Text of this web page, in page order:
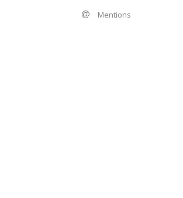
Mentions